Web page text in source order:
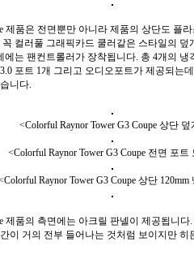
제품은 전면뿐만 아니라 제품의 상단도 플
컬러풀 그래픽카드 쿨러같은 스타일의
는 팬컨트롤러가 장착됩니다. 총 4개의 냉
포트 1개 그리고 오디오포트가 제공되는
니다.
<Colorful Raynor Tower G3 Coupe 상단 덮
<Colorful Raynor Tower G3 Coupe 전면 포트
Raynor Tower G3 Coupe 상단 120mm
제품의 측면에는 아크릴 판넬이 제공됩니
이 거의 전부 들어나는 것처럼 보이지만 히